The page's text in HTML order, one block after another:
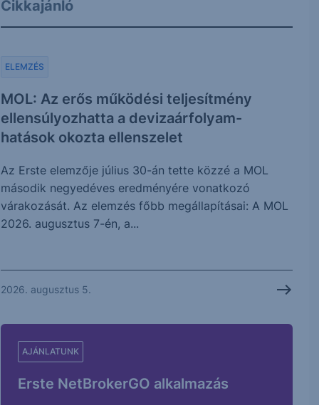
Cikkajánló
MOL: Az erős működési teljesítmény
ellensúlyozhatta a devizaárfolyam-
hatások okozta ellenszelet
ELEMZÉS
Az Erste elemzője július 30-án tette közzé a MOL
második negyedéves eredményére vonatkozó
várakozását. Az elemzés főbb megállapításai: A MOL
2026. augusztus 7-én, a...
2026. augusztus 5.
AJÁNLATUNK
Erste NetBrokerGO alkalmazás